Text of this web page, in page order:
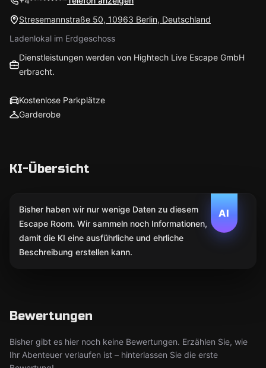
Stresemannstraße 50, 10963 Berlin, Deutschland
Ladenlokal im Erdgeschoss
Dienstleistungen werden von Hightech Live Escape GmbH
erbracht.
Kostenlose Parkplätze
Garderobe
KI-Übersicht
AI
Bisher haben wir nur wenige Daten zu diesem
Escape Room. Wir sammeln noch Informationen,
damit die KI eine ausführliche und ehrliche
Beschreibung erstellen kann.
Bewertungen
Bisher gibt es hier noch keine Bewertungen. Erzählen Sie, wie
Ihr Abenteuer verlaufen ist – hinterlassen Sie die erste